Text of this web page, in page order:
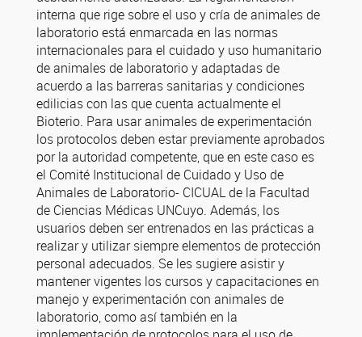
interna que rige sobre el uso y cría de animales de
laboratorio está enmarcada en las normas
internacionales para el cuidado y uso humanitario
de animales de laboratorio y adaptadas de
acuerdo a las barreras sanitarias y condiciones
edilicias con las que cuenta actualmente el
Bioterio. Para usar animales de experimentación
los protocolos deben estar previamente aprobados
por la autoridad competente, que en este caso es
el Comité Institucional de Cuidado y Uso de
Animales de Laboratorio- CICUAL de la Facultad
de Ciencias Médicas UNCuyo. Además, los
usuarios deben ser entrenados en las prácticas a
realizar y utilizar siempre elementos de protección
personal adecuados. Se les sugiere asistir y
mantener vigentes los cursos y capacitaciones en
manejo y experimentación con animales de
laboratorio, como así también en la